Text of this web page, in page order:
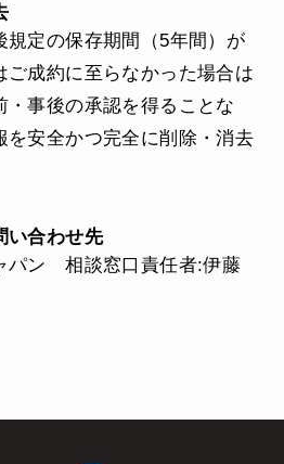
規定の保存期間（5年間）が
ご成約に至らなかった場合は
・事後の承認を得ることな
を安全かつ完全に削除・消去
い合わせ先
パン 相談窓口責任者:伊藤